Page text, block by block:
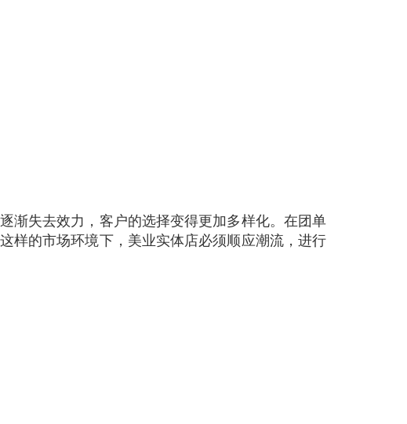
渐失去效力，客户的选择变得更加多样化。在团单
样的市场环境下，美业实体店必须顺应潮流，进行